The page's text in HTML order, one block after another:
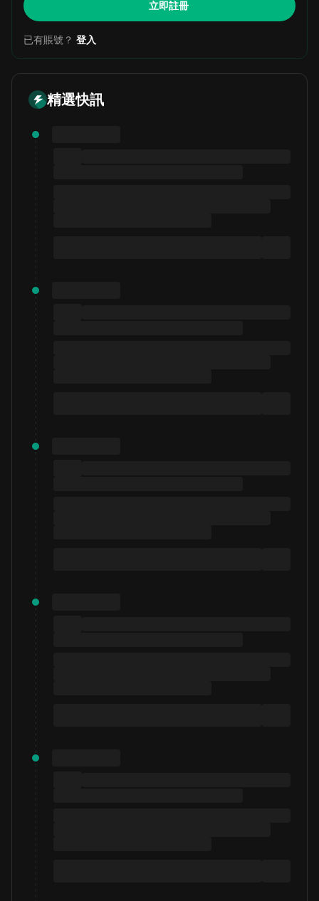
立即註冊
已有賬號？ 登入
精選快訊